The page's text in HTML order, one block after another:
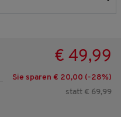
€ 49,99
Sie sparen € 20,00 (-28%)
statt € 69,99